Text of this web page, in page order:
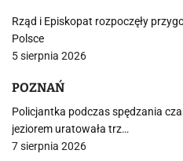
Rząd i Episkopat rozpoczęły
Polsce
5 sierpnia 2026
POZNAŃ
Policjantka podczas spędzania
jeziorem uratowała trz…
7 sierpnia 2026